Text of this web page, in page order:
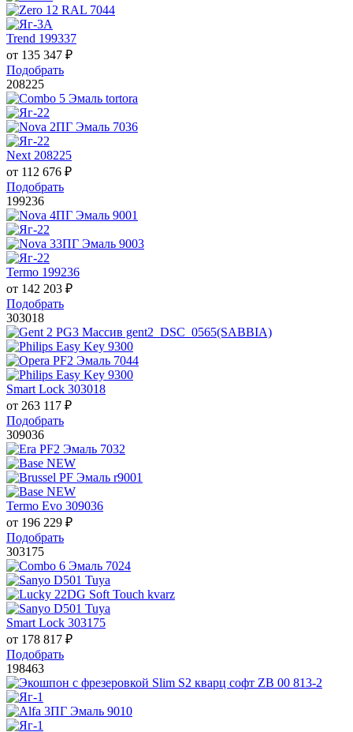
Trend 199337
от 135 347 ₽
Подобрать
208225
Next 208225
от 112 676 ₽
Подобрать
199236
Termo 199236
от 142 203 ₽
Подобрать
303018
Smart Lock 303018
от 263 117 ₽
Подобрать
309036
Termo Evo 309036
от 196 229 ₽
Подобрать
303175
Smart Lock 303175
от 178 817 ₽
Подобрать
198463